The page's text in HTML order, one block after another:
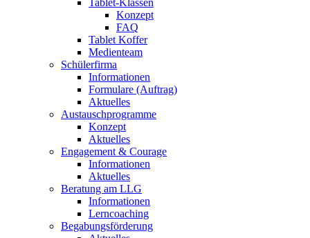
Tablet-Klassen
Konzept
FAQ
Tablet Koffer
Medienteam
Schülerfirma
Informationen
Formulare (Auftrag)
Aktuelles
Austauschprogramme
Konzept
Aktuelles
Engagement & Courage
Informationen
Aktuelles
Beratung am LLG
Informationen
Lerncoaching
Begabungsförderung